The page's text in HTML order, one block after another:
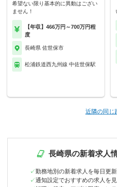
希望ない限り基本的に異動はござい
ません！
【年収】466万円～700万円程
度
長崎県 佐世保市
松浦鉄道西九州線 中佐世保駅
近隣の同じ
長崎県の新着求人
勤務地別の新着求人を毎日更新
通知設定でおすすめの求人を